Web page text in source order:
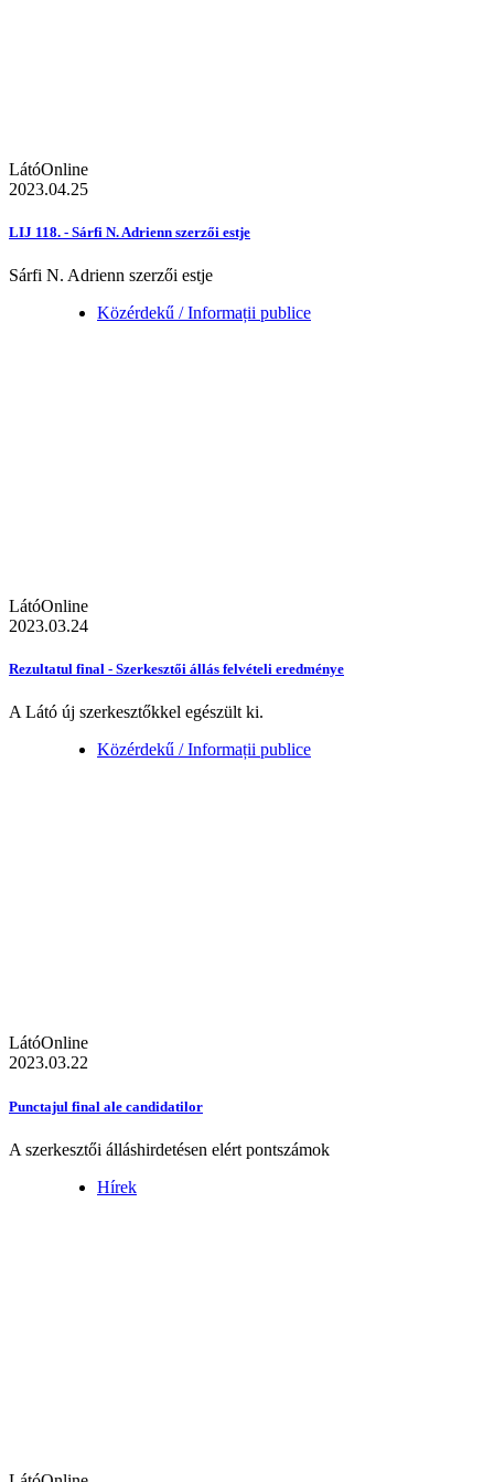
LátóOnline
2023.04.25
LIJ 118. - Sárfi N. Adrienn szerzői estje
Sárfi N. Adrienn szerzői estje
Közérdekű / Informații publice
LátóOnline
2023.03.24
Rezultatul final - Szerkesztői állás felvételi eredménye
A Látó új szerkesztőkkel egészült ki.
Közérdekű / Informații publice
LátóOnline
2023.03.22
Punctajul final ale candidatilor
A szerkesztői álláshirdetésen elért pontszámok
Hírek